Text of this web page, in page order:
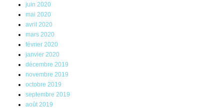
juin 2020
mai 2020
avril 2020
mars 2020
février 2020
janvier 2020
décembre 2019
novembre 2019
octobre 2019
septembre 2019
août 2019